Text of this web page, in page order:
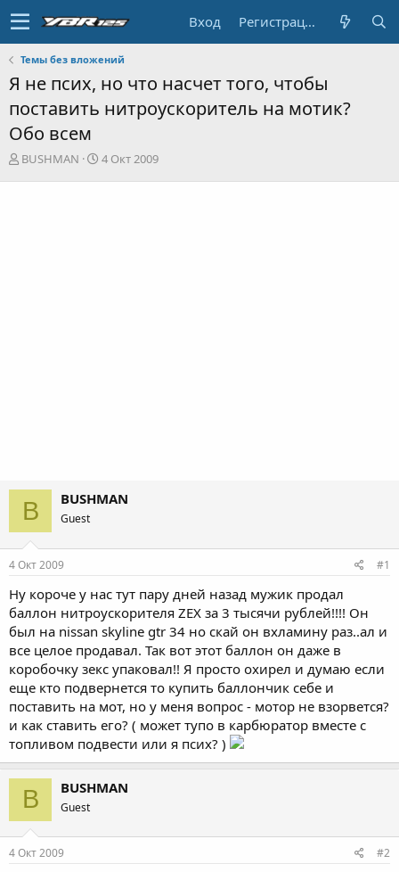
Вход Регистрация
Темы без вложений
Я не псих, но что насчет того, чтобы
поставить нитроускоритель на мотик?
Обо всем
А
BUSHMAN
Д
4 Окт 2009
B BUSHMAN
Guest
4 Окт 2009 #1
Ну короче у нас тут пару дней назад мужик продал
баллон нитроускорителя ZEX за 3 тысячи рублей!!!! Он
был на nissan skyline gtr 34 но скай он вхламину раз..ал и
все целое продавал. Так вот этот баллон он даже в
коробочку зекс упаковал!! Я просто охирел и думаю если
еще кто подвернется то купить баллончик себе и
поставить на мот, но у меня вопрос - мотор не взорвется?
и как ставить его? ( может тупо в карбюратор вместе с
топливом подвести или я псих? )
B BUSHMAN
Guest
4 Окт 2009 #2